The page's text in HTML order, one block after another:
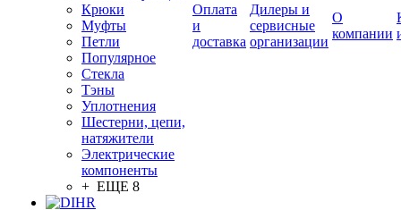
Крюки
Муфты
Петли
Популярное
Стекла
Тэны
Уплотнения
Шестерни, цепи,
натяжители
Электрические
компоненты
+ ЕЩЕ 8
Оплата
и
доставка
Дилеры и
сервисные
организации
О
компании